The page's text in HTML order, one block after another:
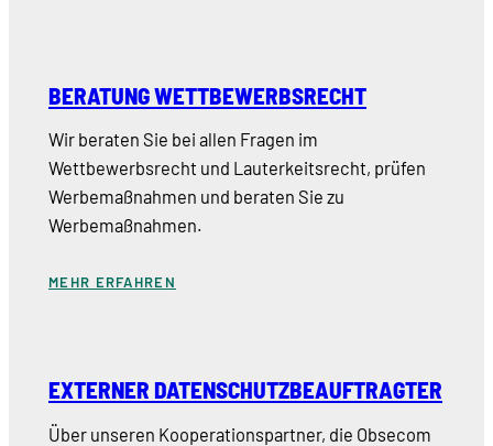
BERATUNG WETTBEWERBSRECHT
Wir beraten Sie bei allen Fragen im
Wettbewerbsrecht und Lauterkeitsrecht, prüfen
Werbemaßnahmen und beraten Sie zu
Werbemaßnahmen.
MEHR ERFAHREN
EXTERNER DATENSCHUTZBEAUFTRAGTER
Über unseren Kooperationspartner, die Obsecom